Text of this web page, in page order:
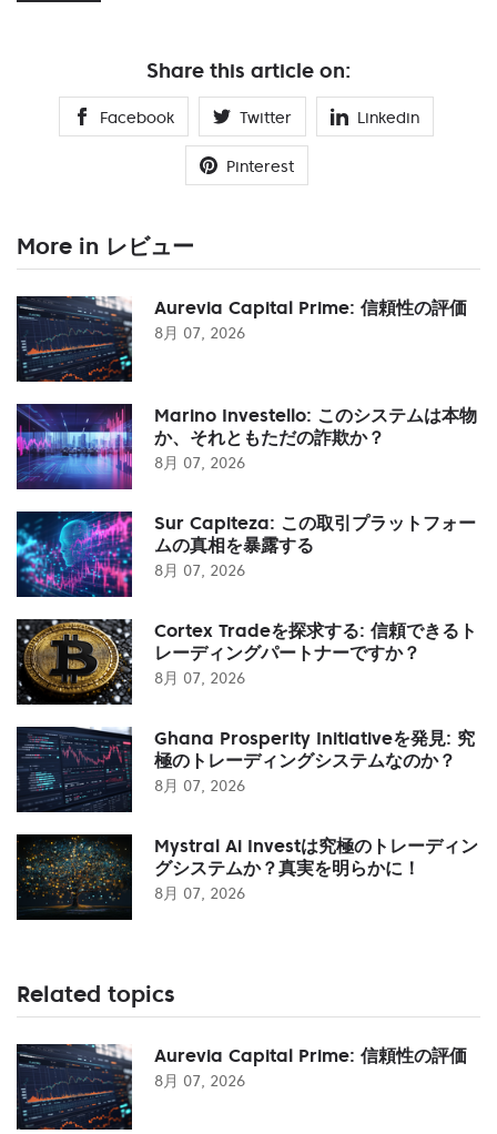
Share this article on:
Facebook Twitter Linkedin
Pinterest
More in レビュー
Aurevia Capital Prime: 信頼性の評価
8月 07, 2026
Marino Investello: このシステムは本物
か、それともただの詐欺か？
8月 07, 2026
Sur Capiteza: この取引プラットフォー
ムの真相を暴露する
8月 07, 2026
Cortex Tradeを探求する: 信頼できるト
レーディングパートナーですか？
8月 07, 2026
Ghana Prosperity Initiativeを発見: 究
極のトレーディングシステムなのか？
8月 07, 2026
Mystral Ai Investは究極のトレーディン
グシステムか？真実を明らかに！
8月 07, 2026
Related topics
Aurevia Capital Prime: 信頼性の評価
8月 07, 2026